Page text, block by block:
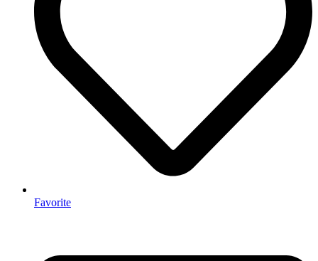
Favorite